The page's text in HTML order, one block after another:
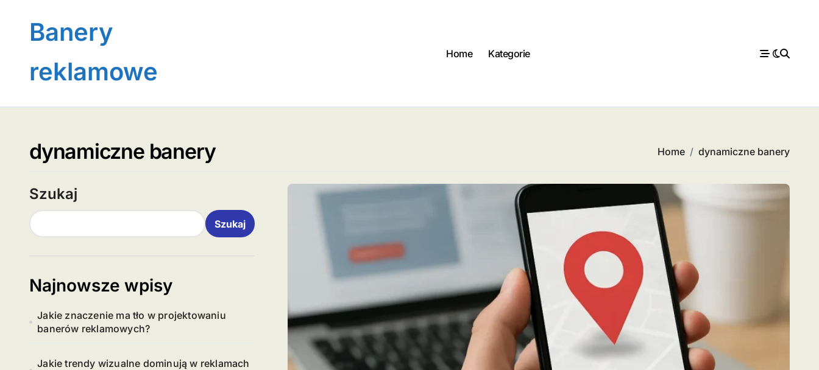
contentBanery
reklamowe
Home Kategorie
dynamiczne banery Home dynamiczne banery
Szukaj
Szukaj
Najnowsze wpisy
Jakie znaczenie ma tło w projektowaniu
banerów reklamowych?
Jakie trendy wizualne dominują w reklamach